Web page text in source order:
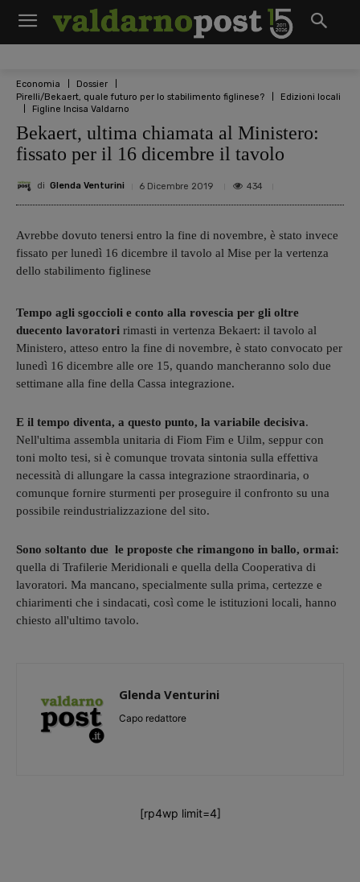
Economia
Dossier
Pirelli/Bekaert, quale futuro per lo stabilimento figlinese?
Edizioni locali
Figline Incisa Valdarno
Bekaert, ultima chiamata al Ministero:
fissato per il 16 dicembre il tavolo
di Glenda Venturini 6 Dicembre 2019 434
Avrebbe dovuto tenersi entro la fine di novembre, è stato invece
fissato per lunedì 16 dicembre il tavolo al Mise per la vertenza
dello stabilimento figlinese
Tempo agli sgoccioli e conto alla rovescia per gli oltre
duecento lavoratori rimasti in vertenza Bekaert: il tavolo al
Ministero, atteso entro la fine di novembre, è stato convocato per
lunedì 16 dicembre alle ore 15, quando mancheranno solo due
settimane alla fine della Cassa integrazione.
E il tempo diventa, a questo punto, la variabile decisiva.
Nell'ultima assembla unitaria di Fiom Fim e Uilm, seppur con
toni molto tesi, si è comunque trovata sintonia sulla effettiva
necessità di allungare la cassa integrazione straordinaria, o
comunque fornire sturmenti per proseguire il confronto su una
possibile reindustrializzazione del sito.
Sono soltanto due le proposte che rimangono in ballo, ormai:
quella di Trafilerie Meridionali e quella della Cooperativa di
lavoratori. Ma mancano, specialmente sulla prima, certezze e
chiarimenti che i sindacati, così come le istituzioni locali, hanno
chiesto all'ultimo tavolo.
Glenda Venturini
Capo redattore
[rp4wp limit=4]